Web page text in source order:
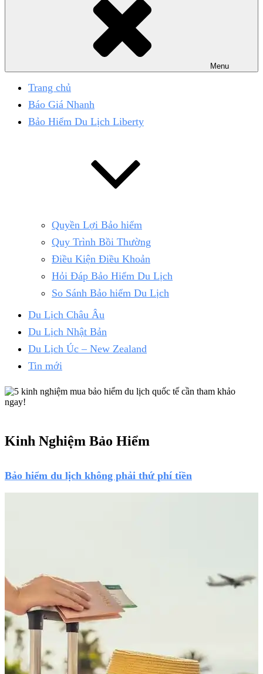
Menu
Trang chủ
Báo Giá Nhanh
Bảo Hiểm Du Lịch Liberty
Quyền Lợi Bảo hiểm
Quy Trình Bồi Thường
Điều Kiện Điều Khoản
Hỏi Đáp Bảo Hiểm Du Lịch
So Sánh Bảo hiểm Du Lịch
Du Lịch Châu Âu
Du Lịch Nhật Bản
Du Lịch Úc – New Zealand
Tin mới
Kinh Nghiệm Bảo Hiểm
Bảo hiểm du lịch không phải thứ phí tiền